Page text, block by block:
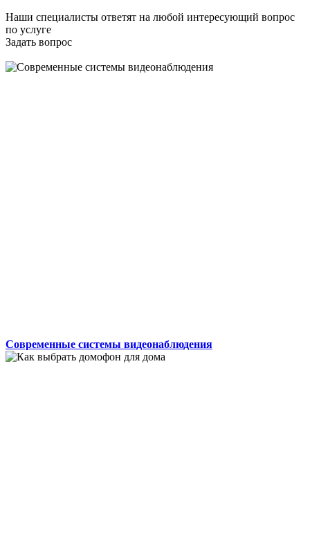
Наши специалисты ответят на любой интересующий вопрос
по услуге
Задать вопрос
Современные системы видеонаблюдения